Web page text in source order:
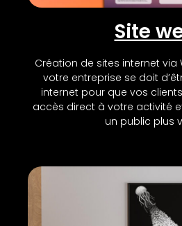
Site
Création de sites internet via
votre entreprise se doit
internet pour que vos
accès direct à votre activité
un public plus